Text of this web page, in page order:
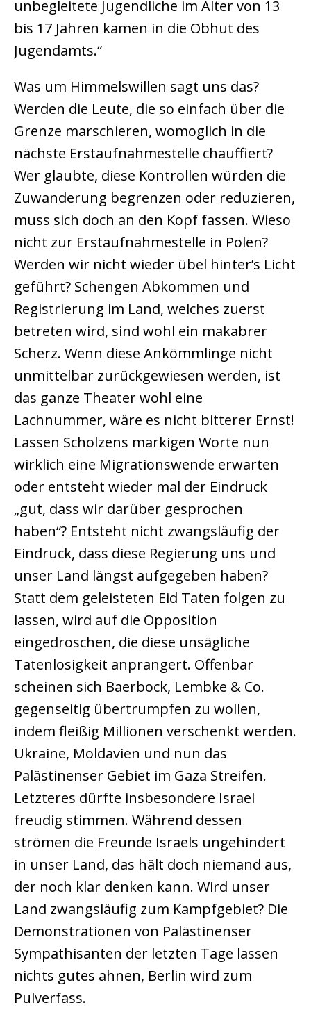
unbegleitete Jugendliche im Alter von 13
bis 17 Jahren kamen in die Obhut des
Jugendamts.“
Was um Himmelswillen sagt uns das?
Werden die Leute, die so einfach über die
Grenze marschieren, womoglich in die
nächste Erstaufnahmestelle chauffiert?
Wer glaubte, diese Kontrollen würden die
Zuwanderung begrenzen oder reduzieren,
muss sich doch an den Kopf fassen. Wieso
nicht zur Erstaufnahmestelle in Polen?
Werden wir nicht wieder übel hinter’s Licht
geführt? Schengen Abkommen und
Registrierung im Land, welches zuerst
betreten wird, sind wohl ein makabrer
Scherz. Wenn diese Ankömmlinge nicht
unmittelbar zurückgewiesen werden, ist
das ganze Theater wohl eine
Lachnummer, wäre es nicht bitterer Ernst!
Lassen Scholzens markigen Worte nun
wirklich eine Migrationswende erwarten
oder entsteht wieder mal der Eindruck
„gut, dass wir darüber gesprochen
haben“? Entsteht nicht zwangsläufig der
Eindruck, dass diese Regierung uns und
unser Land längst aufgegeben haben?
Statt dem geleisteten Eid Taten folgen zu
lassen, wird auf die Opposition
eingedroschen, die diese unsägliche
Tatenlosigkeit anprangert. Offenbar
scheinen sich Baerbock, Lembke & Co.
gegenseitig übertrumpfen zu wollen,
indem fleißig Millionen verschenkt werden.
Ukraine, Moldavien und nun das
Palästinenser Gebiet im Gaza Streifen.
Letzteres dürfte insbesondere Israel
freudig stimmen. Während dessen
strömen die Freunde Israels ungehindert
in unser Land, das hält doch niemand aus,
der noch klar denken kann. Wird unser
Land zwangsläufig zum Kampfgebiet? Die
Demonstrationen von Palästinenser
Sympathisanten der letzten Tage lassen
nichts gutes ahnen, Berlin wird zum
Pulverfass.